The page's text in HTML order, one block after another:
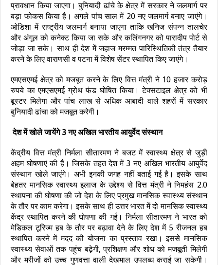
प्रावधान किया जाएगा। बुनियादी ढांचे के क्षेत्र में सरकार ने जलमार्ग पर
बड़ा फोकस किया है। अगले पांच साल में 20 नए जलमार्ग बनाए जाएंगे।
ओडिशा में राष्ट्रीय जलमार्ग बनाया जाएगा ताकि खनिज संपन्न तालचेर
और अंगूल को कनेक्ट किया जा सके और कलिंगनगर को पारादीप पोर्ट से
जोड़ा जा सके। साथ ही देश में जहाज मरम्मत पारिस्थितिकी तंत्र तैयार
करने के लिए वाराणसी व पटना में विशेष सेंटर स्थापित किए जाएंगे।
एमएसएमई क्षेत्र को मजबूत करने के लिए वित्त मंत्री ने 10 हजार करोड़
रुपये का एमएसएमई ग्रोथ फंड घोषित किया। टेक्सटाइल क्षेत्र को भी
बूस्टर मिलेगा और पांच लाख से अधिक आबादी वाले शहरों में सरकार
बुनियादी ढांचा को मजबूत करेगी।
देश में खोले जायेंगे 3 नए अखिल भारतीय आयुर्वेद संस्थान
केंद्रीय वित्त मंत्री निर्मला सीतारमण ने बजट में स्वास्थ्य क्षेत्र से जुड़ी
अहम घोषणाएं की हैं। जिसके तहत देश में 3 नए अखिल भारतीय आयुर्वेद
संस्थान खोले जाएंगे। अभी इनकी जगह नहीं बताई गई है। इसके साथ
बेहतर मानसिक स्वास्थ्य इलाज के उद्देश्य से वित्त मंत्री ने निमहंस 2.0
स्थापना की घोषणा की जो देश के लिए प्रमुख मानसिक स्वास्थ्य संस्थान
के तौर पर काम करेगा। इसके साथ ही उत्तर भारत में दो मानसिक स्वास्थ्य
केंद्र स्थापित करने की घोषणा की गई। निर्मला सीतारमण ने भारत को
मेडिकल टूरिज्म हब के तौर पर बढ़ावा देने के लिए देश में 5 रीजनल हब
स्थापित करने में मदद की योजना का प्रस्ताव रखा। इससे मानसिक
स्वास्थ्य सेवाओं तक पहुंच बढ़ेगी, प्रशिक्षण और शोध को मजबूती मिलेगी
और मरीजों को उच्च गुणवत्ता वाली देखभाल उपलब्ध कराई जा सकेगी।